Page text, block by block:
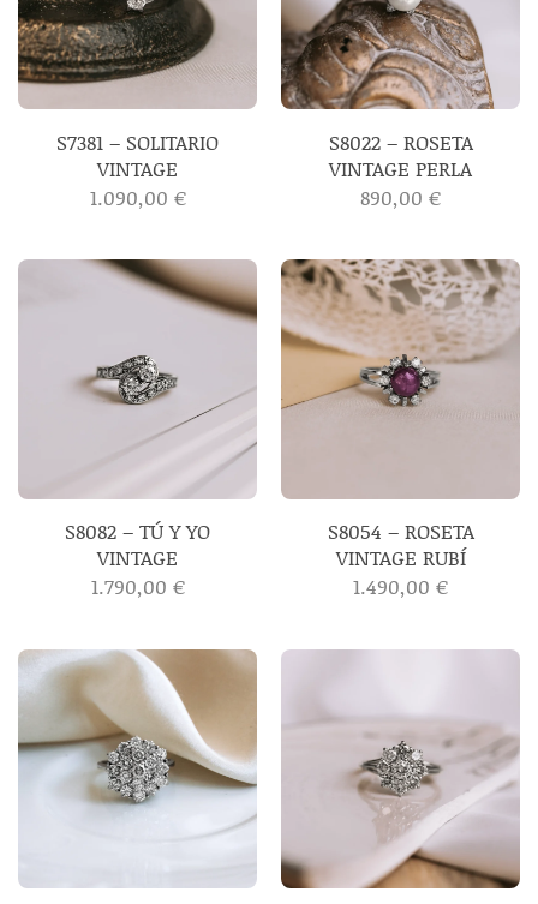
S7381 – SOLITARIO
VINTAGE
1.090,00 €
S8022 – ROSETA
VINTAGE PERLA
890,00 €
S8082 – TÚ Y YO
VINTAGE
1.790,00 €
S8054 – ROSETA
VINTAGE RUBÍ
1.490,00 €